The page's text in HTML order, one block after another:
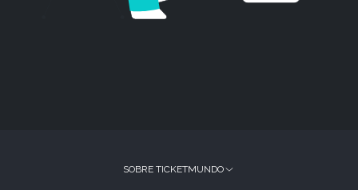
SOBRE TICKETMUNDO